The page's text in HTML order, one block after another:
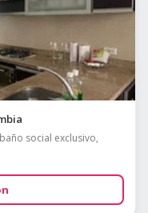
social exclusivo,